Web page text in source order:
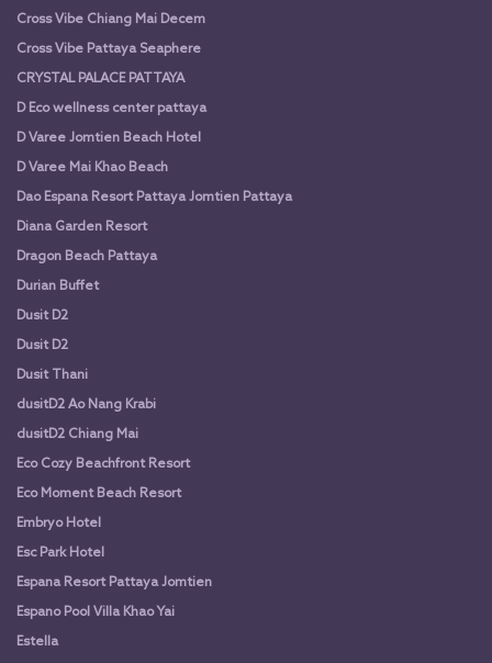
Cross Vibe Chiang Mai Decem
Cross Vibe Pattaya Seaphere
CRYSTAL PALACE PATTAYA
D Eco wellness center pattaya
D Varee Jomtien Beach Hotel
D Varee Mai Khao Beach
Dao Espana Resort Pattaya Jomtien Pattaya
Diana Garden Resort
Dragon Beach Pattaya
Durian Buffet
Dusit D2
Dusit D2
Dusit Thani
dusitD2 Ao Nang Krabi
dusitD2 Chiang Mai
Eco Cozy Beachfront Resort
Eco Moment Beach Resort
Embryo Hotel
Esc Park Hotel
Espana Resort Pattaya Jomtien
Espano Pool Villa Khao Yai
Estella